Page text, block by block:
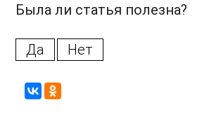
Была ли статья полезна?
Да Нет